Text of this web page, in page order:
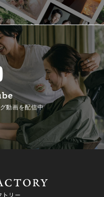
動画を配信中